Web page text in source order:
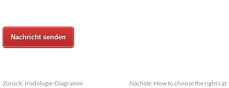
Nachricht senden
Zurück: Irodologie-Diagramm
Nächste: How to choose the right cat